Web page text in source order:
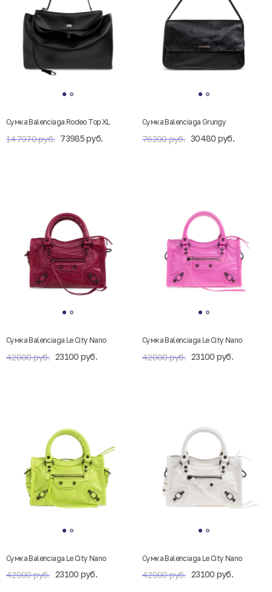
Сумка Balenciaga Rodeo Top XL
147970 руб. 73985 руб.
Сумка Balenciaga Grungy
76200 руб. 30480 руб.
Сумка Balenciaga Le City Nano
42000 руб. 23100 руб.
Сумка Balenciaga Le City Nano
42000 руб. 23100 руб.
Сумка Balenciaga Le City Nano
42000 руб. 23100 руб.
Сумка Balenciaga Le City Nano
42000 руб. 23100 руб.